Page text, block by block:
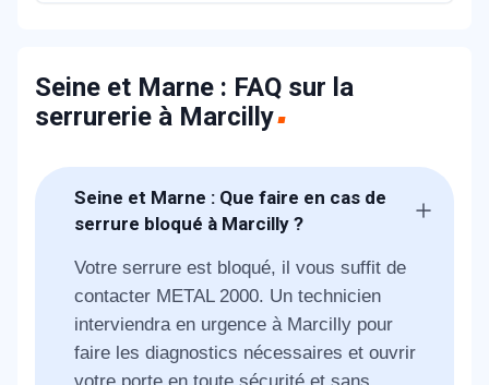
Seine et Marne : FAQ sur la
serrurerie à Marcilly
Seine et Marne : Que faire en cas de
serrure bloqué à Marcilly ?
Votre serrure est bloqué, il vous suffit de
contacter METAL 2000. Un technicien
interviendra en urgence à Marcilly pour
faire les diagnostics nécessaires et ouvrir